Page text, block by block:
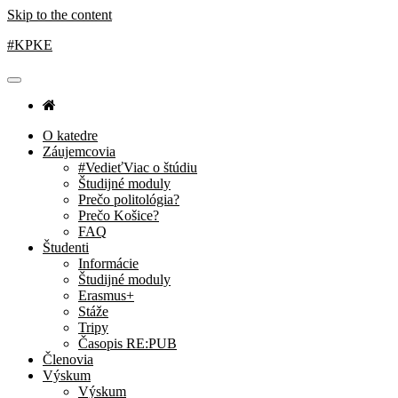
Skip to the content
#KPKE
O katedre
Záujemcovia
#VedieťViac o štúdiu
Študijné moduly
Prečo politológia?
Prečo Košice?
FAQ
Študenti
Informácie
Študijné moduly
Erasmus+
Stáže
Tripy
Časopis RE:PUB
Členovia
Výskum
Výskum